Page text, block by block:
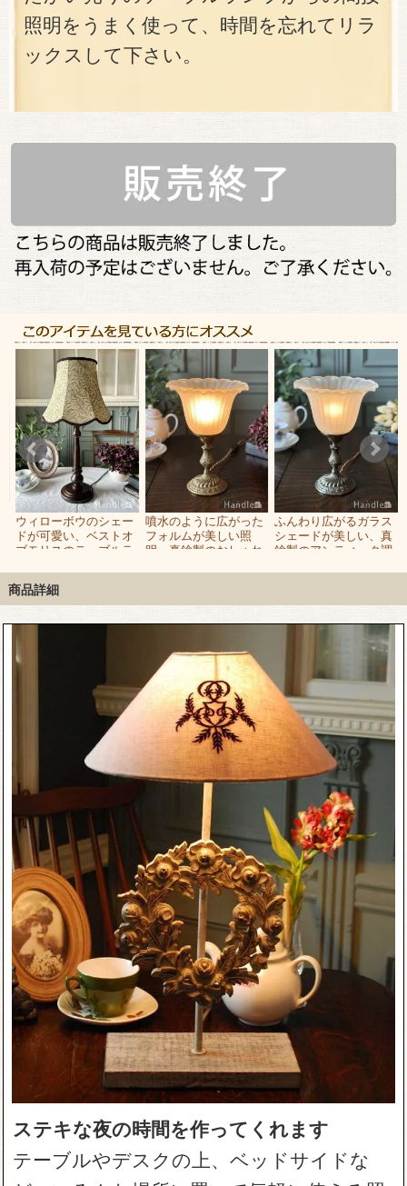
照明をうまく使って、時間を忘れてリラ
ックスして下さい。
ウィローボウのシェー
ドが可愛い、ベストオ
ブモリスのテーブルラ
噴水のように広がった
フォルムが美しい照
明、真鍮製のおしゃれ
ふんわり広がるガラス
シェードが美しい、真
鍮製のアンティーク調
商品詳細
ステキな夜の時間を作ってくれます
テーブルやデスクの上、ベッドサイドな